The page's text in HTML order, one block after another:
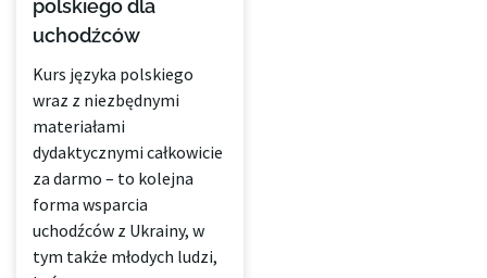
polskiego dla
uchodźców
Kurs języka polskiego
wraz z niezbędnymi
materiałami
dydaktycznymi całkowicie
za darmo – to kolejna
forma wsparcia
uchodźców z Ukrainy, w
tym także młodych ludzi,